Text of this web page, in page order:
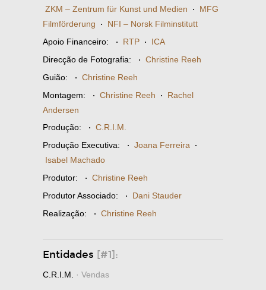
ZKM – Zentrum für Kunst und Medien · MFG
Filmförderung · NFI – Norsk Filminstitutt
Apoio Financeiro: · RTP · ICA
Direcção de Fotografia: · Christine Reeh
Guião: · Christine Reeh
Montagem: · Christine Reeh · Rachel
Andersen
Produção: · C.R.I.M.
Produção Executiva: · Joana Ferreira ·
Isabel Machado
Produtor: · Christine Reeh
Produtor Associado: · Dani Stauder
Realização: · Christine Reeh
Entidades [#1]:
C.R.I.M. · Vendas